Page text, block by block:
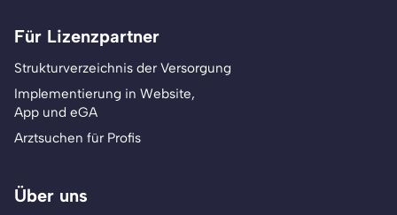
Für Lizenzpartner
Strukturverzeichnis der Versorgung
Implementierung in Website,
App und eGA
Arztsuchen für Profis
Über uns